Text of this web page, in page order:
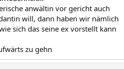
anwältin vor gericht auch
will, dann haben wir nämlich
sich das seine ex vorstellt kann
zu gehn